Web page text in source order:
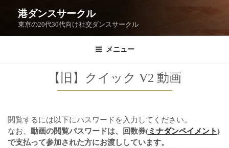
港ダンスサークル
東京の20代30代向け社交ダンスサークル
メニュー
【旧】クイック V2 動画
閲覧するには以下にパスワードを入力してください。
なお、 動画の閲覧パスワードは、回数券(ミナダンペイメント)
で支払って参加された方にお渡ししています。